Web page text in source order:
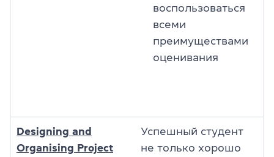
воспользоваться
всеми
преимуществами
оценивания
Designing and
Organising Project
Успешный студент
не только хорошо